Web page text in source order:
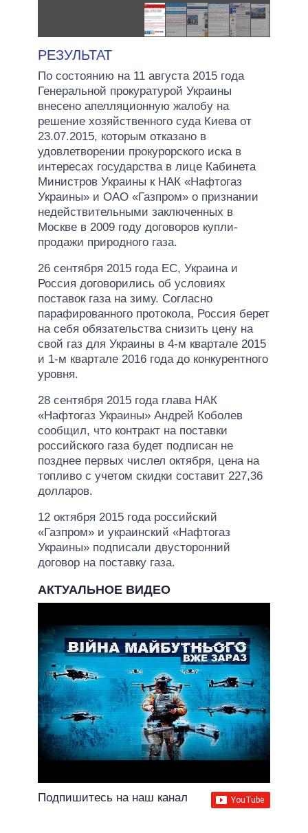
РЕЗУЛЬТАТ
По состоянию на 11 августа 2015 года
Генеральной прокуратурой Украины
внесено апелляционную жалобу на
решение хозяйственного суда Киева от
23.07.2015, которым отказано в
удовлетворении прокурорского иска в
интересах государства в лице Кабинета
Министров Украины к НАК «Нафтогаз
Украины» и ОАО «Газпром» о признании
недействительными заключенных в
Москве в 2009 году договоров купли-
продажи природного газа.
26 сентября 2015 года ЕС, Украина и
Россия договорились об условиях
поставок газа на зиму. Согласно
парафированного протокола, Россия берет
на себя обязательства снизить цену на
свой газ для Украины в 4-м квартале 2015
и 1-м квартале 2016 года до конкурентного
уровня.
28 сентября 2015 года глава НАК
«Нафтогаз Украины» Андрей Коболев
сообщил, что контракт на поставки
российского газа будет подписан не
позднее первых числел октября, цена на
топливо с учетом скидки составит 227,36
долларов.
12 октября 2015 года российский
«Газпром» и украинский «Нафтогаз
Украины» подписали двусторонний
договор на поставку газа.
АКТУАЛЬНОЕ ВИДЕО
Подпишитесь на наш канал